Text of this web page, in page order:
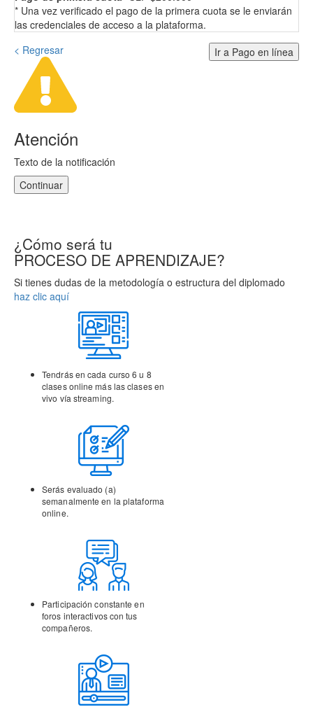
* Una vez verificado el pago de la primera cuota se le enviarán
las credenciales de acceso a la plataforma.
< Regresar
Ir a Pago en línea
Atención
Texto de la notificación
Continuar
¿Cómo será tu
PROCESO DE APRENDIZAJE?
Si tienes dudas de la metodología o estructura del diplomado
haz clic aquí
Tendrás en cada curso 6 u 8
clases online más las clasesen
vivo vía streaming.
Serás evaluado (a)
semanalmente en la plataforma
online.
Participación constante en
foros interactivos con tus
compañeros.